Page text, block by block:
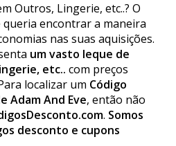
Outros, Lingerie, etc..? O
queria encontrar a maneira
nas suas aquisições.
um vasto leque de
etc.. com preços
localizar um Código
Adam And Eve, então não
. Somos
desconto e cupons